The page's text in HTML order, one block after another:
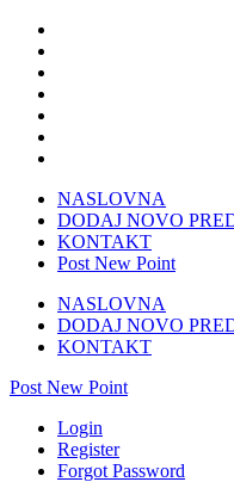
NASLOVNA
DODAJ NOVO
KONTAKT
Post New Point
NASLOVNA
DODAJ NOVO
KONTAKT
Post New Point
Login
Register
Forgot Password